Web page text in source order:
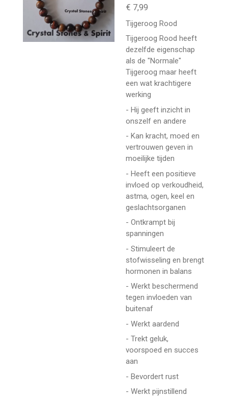
€ 7,99
Tijgeroog Rood
Tijgeroog Rood heeft
dezelfde eigenschap
als de "Normale"
Tijgeroog maar heeft
een wat krachtigere
werking
- Hij geeft inzicht in
onszelf en andere
- Kan kracht, moed en
vertrouwen geven in
moeilijke tijden
- Heeft een positieve
invloed op verkoudheid,
astma, ogen, keel en
geslachtsorganen
- Ontkrampt bij
spanningen
- Stimuleert de
stofwisseling en brengt
hormonen in balans
- Werkt beschermend
tegen invloeden van
buitenaf
- Werkt aardend
- Trekt geluk,
voorspoed en succes
aan
- Bevordert rust
- Werkt pijnstillend